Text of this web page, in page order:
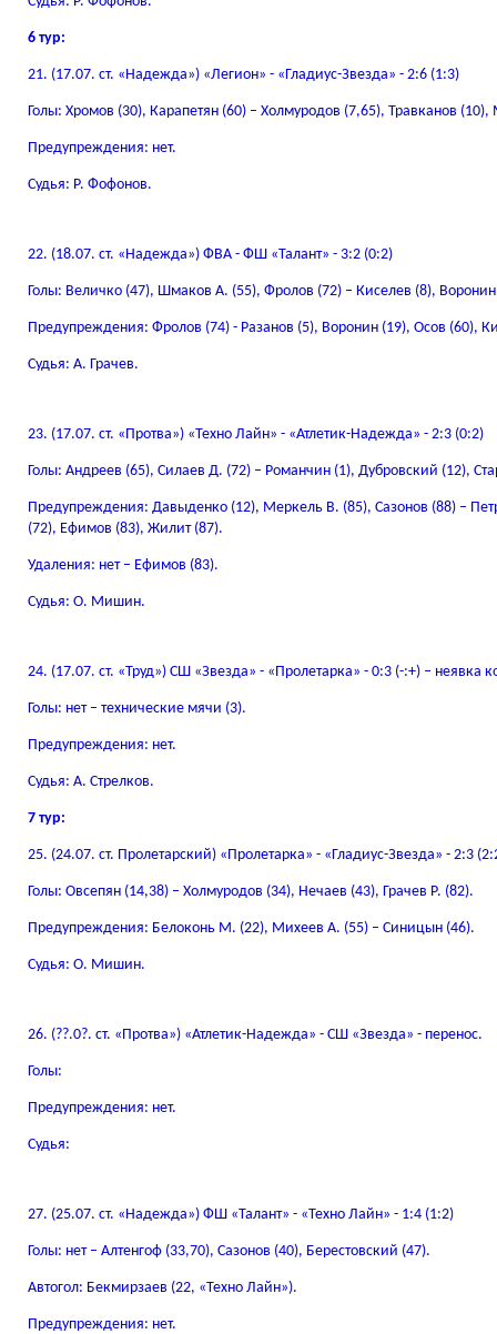
6 тур:
21. (17.07. ст. «Надежда») «Легион» - «Гладиус-Звезда» - 2:6 (1:3)
Голы: Хромов (30), Карапетян (60) – Холмуродов (7,65), Травканов
Предупреждения: нет.
Судья: Р. Фофонов.
22. (18.07. ст. «Надежда») ФВА - ФШ «Талант» - 3:2 (0:2)
Голы: Величко (47), Шмаков А. (55), Фролов (72) – Киселев (8),
Предупреждения: Фролов (74) - Разанов (5), Воронин (19), Осов (60),
Судья: А. Грачев.
23. (17.07. ст. «Протва») «Техно Лайн» - «Атлетик-Надежда» - 2:3 (0:2)
Голы: Андреев (65), Силаев Д. (72) – Романчин (1), Дубровский (12),
Предупреждения: Давыденко (12), Меркель В. (85), Сазонов (88) –
(72), Ефимов (83), Жилит (87).
Удаления: нет – Ефимов (83).
Судья: О. Мишин.
24. (17.07. ст. «Труд») СШ «Звезда» - «Пролетарка» - 0:3 (-:+) – неявка
Голы: нет – технические мячи (3).
Предупреждения: нет.
Судья: А. Стрелков.
7 тур:
25. (24.07. ст. Пролетарский) «Пролетарка» - «Гладиус-Звезда» - 2:3
Голы: Овсепян (14,38) – Холмуродов (34), Нечаев (43), Грачев Р. (82).
Предупреждения: Белоконь М. (22), Михеев А. (55) – Синицын (46).
Судья: О. Мишин.
26. (??.0?. ст. «Протва») «Атлетик-Надежда» - СШ «Звезда» - перенос.
Голы:
Предупреждения: нет.
Судья:
27. (25.07. ст. «Надежда») ФШ «Талант» - «Техно Лайн» - 1:4 (1:2)
Голы: нет – Алтенгоф (33,70), Сазонов (40), Берестовский (47).
Автогол: Бекмирзаев (22, «Техно Лайн»).
Предупреждения: нет.